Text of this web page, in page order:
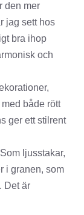
den mer
jag sett hos
bra ihop
och
både rött
ger ett stilrent
ljusstakar,
i granen, som
Det är